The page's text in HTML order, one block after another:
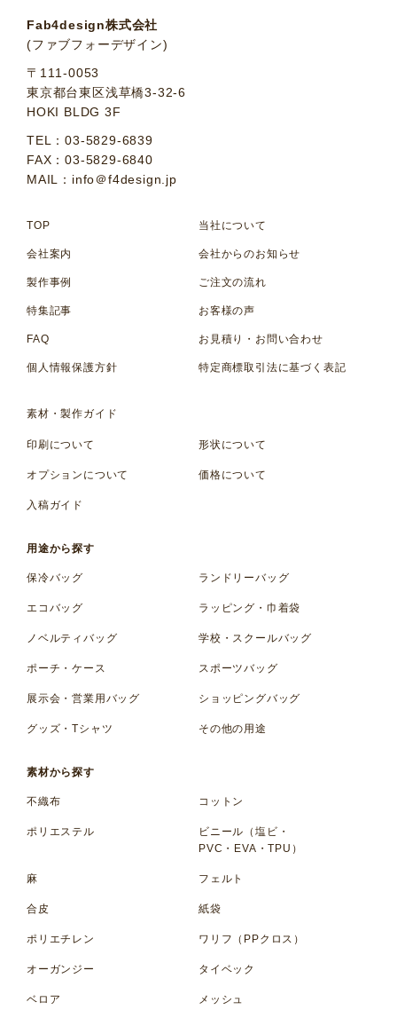
Fab4design株式会社
(ファブフォーデザイン)
〒111-0053
東京都台東区浅草橋3-32-6
HOKI BLDG 3F
TEL：03-5829-6839
FAX：03-5829-6840
MAIL：info＠f4design.jp
TOP 当社について
会社案内 会社からのお知らせ
製作事例 ご注文の流れ
特集記事 お客様の声
FAQ お見積り・お問い合わせ
個人情報保護方針 特定商標取引法に基づく表記
素材・製作ガイド
印刷について 形状について
オプションについて 価格について
入稿ガイド
用途から探す
保冷バッグ ランドリーバッグ
エコバッグ ラッピング・巾着袋
ノベルティバッグ 学校・スクールバッグ
ポーチ・ケース スポーツバッグ
展示会・営業用バッグ ショッピングバッグ
グッズ・Tシャツ その他の用途
素材から探す
不織布 コットン
ポリエステル
ビニール（塩ビ・
PVC・EVA・TPU）
麻 フェルト
合皮 紙袋
ポリエチレン ワリフ（PPクロス）
オーガンジー タイベック
ベロア メッシュ